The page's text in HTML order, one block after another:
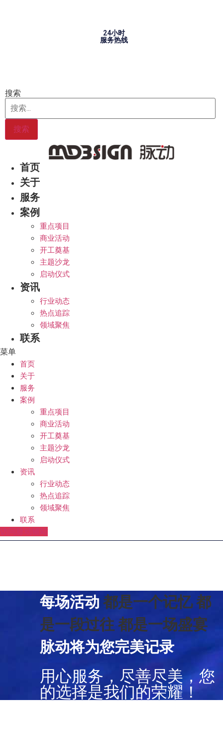
24小时
服务热线
搜索
搜索
首页
关于
服务
案例
重点项目
商业活动
开工奠基
主题沙龙
启动仪式
资讯
行业动态
热点追踪
领域聚焦
联系
菜单
首页
关于
服务
案例
重点项目
商业活动
开工奠基
主题沙龙
启动仪式
资讯
行业动态
热点追踪
领域聚焦
联系
每场活动 都是一个记忆都
是一段过往 都是一场盛宴
脉动将为您完美记录
用心服务，尽善尽美，您
的选择是我们的荣耀！